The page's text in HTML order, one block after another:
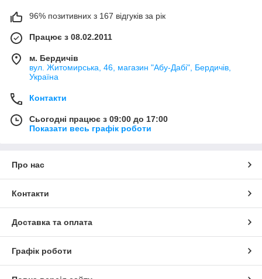
96% позитивних з 167 відгуків за рік
Працює з 08.02.2011
м. Бердичів
вул. Житомирська, 46, магазин "Абу-Дабі", Бердичів,
Україна
Контакти
Сьогодні працює з 09:00 до 17:00
Показати весь графік роботи
Про нас
Контакти
Доставка та оплата
Графік роботи